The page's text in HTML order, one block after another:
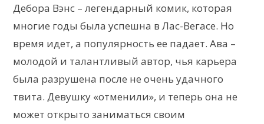
Дебора Вэнс – легендарный комик, которая
многие годы была успешна в Лас-Вегасе. Но
время идет, а популярность ее падает. Ава –
молодой и талантливый автор, чья карьера
была разрушена после не очень удачного
твита. Девушку «отменили», и теперь она не
может открыто заниматься своим